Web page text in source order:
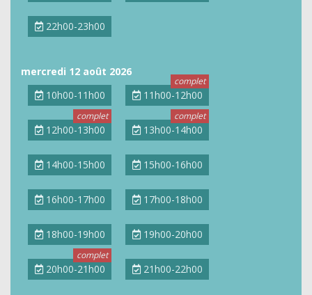
22h00-23h00
mercredi 12 août 2026
10h00-11h00
11h00-12h00
12h00-13h00 13h00-14h00
14h00-15h00 15h00-16h00
16h00-17h00 17h00-18h00
18h00-19h00 19h00-20h00
20h00-21h00 21h00-22h00